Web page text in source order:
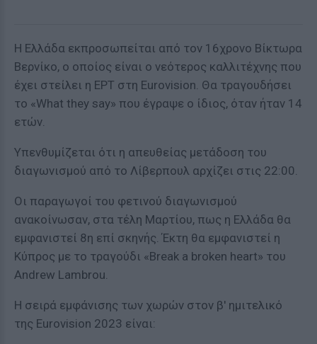
Η Ελλάδα εκπροσωπείται από τον 16χρονο Βίκτωρα
Βερνίκο, ο οποίος είναι ο νεότερος καλλιτέχνης που
έχει στείλει η ΕΡΤ στη Eurovision. Θα τραγουδήσει
το «What they say» που έγραψε ο ίδιος, όταν ήταν 14
ετών.
Υπενθυμίζεται ότι η απευθείας μετάδοση του
διαγωνισμού από το Λίβερπουλ αρχίζει στις 22:00.
Οι παραγωγοί του φετινού διαγωνισμού
ανακοίνωσαν, στα τέλη Μαρτίου, πως η Ελλάδα θα
εμφανιστεί 8η επί σκηνής. Έκτη θα εμφανιστεί η
Κύπρος με το τραγούδι «Break a broken heart» του
Andrew Lambrou.
Η σειρά εμφάνισης των χωρών στον β' ημιτελικό
της Eurovision 2023 είναι: